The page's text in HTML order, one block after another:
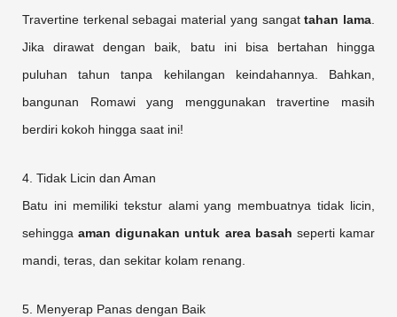
Travertine terkenal sebagai material yang sangattahan lama
Jika dirawat dengan baik, batu ini bisa bertahan hingga
puluhan tahun tanpa kehilangan keindahannya. Bahkan,
bangunan Romawi yang menggunakan travertine masih
berdiri kokoh hingga saat ini!
4. Tidak Licin dan Aman
Batu ini memiliki tekstur alami yang membuatnya tidak licin,
sehinggaaman digunakan untuk area basah seperti kamar
mandi, teras, dan sekitar kolam renang.
5. Menyerap Panas dengan Baik